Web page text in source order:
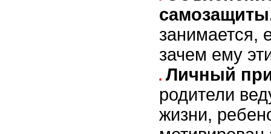
занимается,
зачем ему
Личный
родители
жизни,